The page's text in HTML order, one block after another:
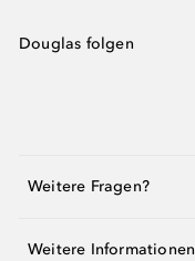
Douglas folgen
Weitere Fragen?
Weitere Informationen